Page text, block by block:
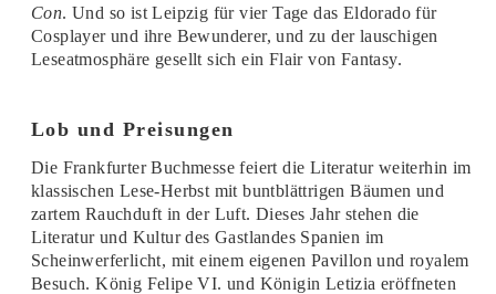
Con. Und so ist Leipzig für vier Tage das Eldorado für
Cosplayer und ihre Bewunderer, und zu der lauschigen
Leseatmosphäre gesellt sich ein Flair von Fantasy.
Lob und Preisungen
Die Frankfurter Buchmesse feiert die Literatur weiterhin im
klassischen Lese-Herbst mit buntblättrigen Bäumen und
zartem Rauchduft in der Luft. Dieses Jahr stehen die
Literatur und Kultur des Gastlandes Spanien im
Scheinwerferlicht, mit einem eigenen Pavillon und royalem
Besuch. König Felipe VI. und Königin Letizia eröffneten